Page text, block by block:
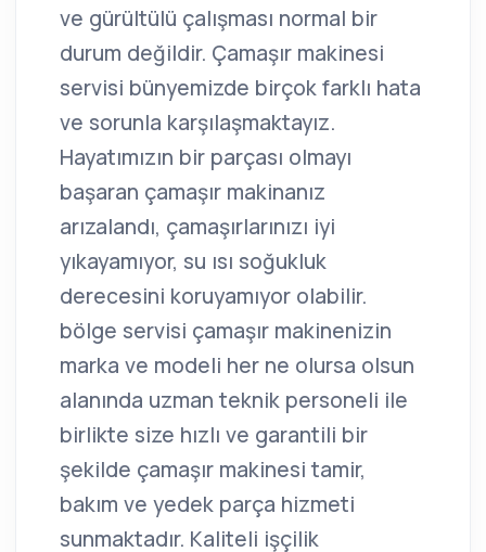
ve gürültülü çalışması normal bir
durum değildir. Çamaşır makinesi
servisi bünyemizde birçok farklı hata
ve sorunla karşılaşmaktayız.
Hayatımızın bir parçası olmayı
başaran çamaşır makinanız
arızalandı, çamaşırlarınızı iyi
yıkayamıyor, su ısı soğukluk
derecesini koruyamıyor olabilir.
bölge servisi çamaşır makinenizin
marka ve modeli her ne olursa olsun
alanında uzman teknik personeli ile
birlikte size hızlı ve garantili bir
şekilde çamaşır makinesi tamir,
bakım ve yedek parça hizmeti
sunmaktadır. Kaliteli işçilik